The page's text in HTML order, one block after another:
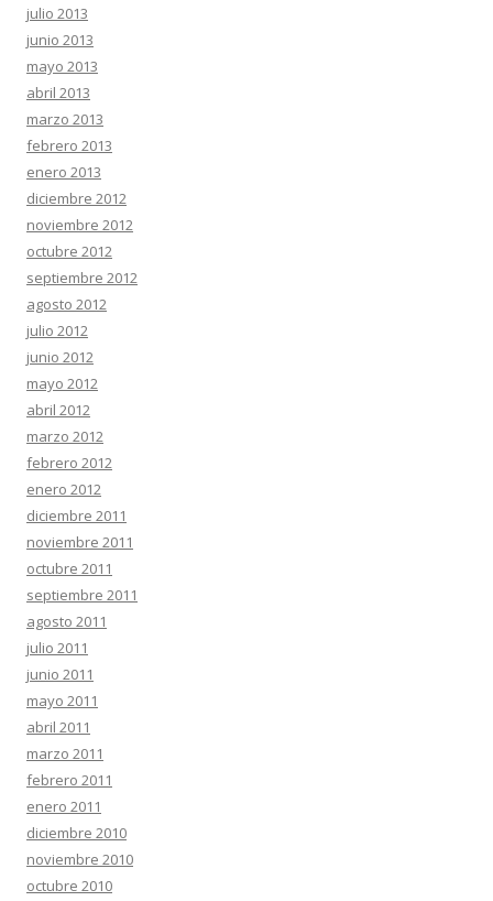
julio 2013
junio 2013
mayo 2013
abril 2013
marzo 2013
febrero 2013
enero 2013
diciembre 2012
noviembre 2012
octubre 2012
septiembre 2012
agosto 2012
julio 2012
junio 2012
mayo 2012
abril 2012
marzo 2012
febrero 2012
enero 2012
diciembre 2011
noviembre 2011
octubre 2011
septiembre 2011
agosto 2011
julio 2011
junio 2011
mayo 2011
abril 2011
marzo 2011
febrero 2011
enero 2011
diciembre 2010
noviembre 2010
octubre 2010